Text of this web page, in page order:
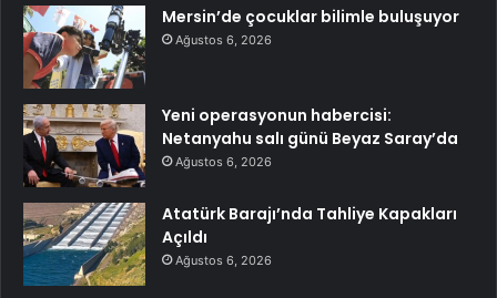
Mersin’de çocuklar bilimle buluşuyor
Ağustos 6, 2026
Yeni operasyonun habercisi:
Netanyahu salı günü Beyaz Saray’da
Ağustos 6, 2026
Atatürk Barajı’nda Tahliye Kapakları
Açıldı
Ağustos 6, 2026